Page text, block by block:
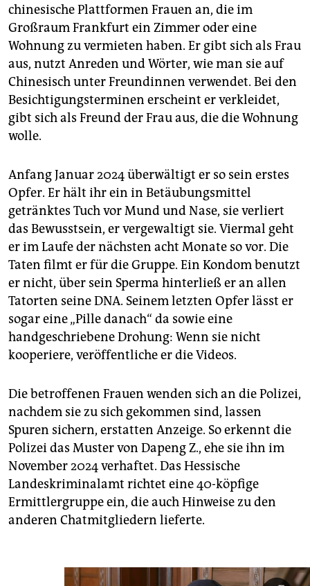
chinesische Plattformen Frauen an, die im
Großraum Frankfurt ein Zimmer oder eine
Wohnung zu vermieten haben. Er gibt sich als Frau
aus, nutzt Anreden und Wörter, wie man sie auf
Chinesisch unter Freundinnen verwendet. Bei den
Besichtigungsterminen erscheint er verkleidet,
gibt sich als Freund der Frau aus, die die Wohnung
wolle.
Anfang Januar 2024 überwältigt er so sein erstes
Opfer. Er hält ihr ein in Betäubungsmittel
getränktes Tuch vor Mund und Nase, sie verliert
das Bewusstsein, er vergewaltigt sie. Viermal geht
er im Laufe der nächsten acht Monate so vor. Die
Taten filmt er für die Gruppe. Ein Kondom benutzt
er nicht, über sein Sperma hinterließ er an allen
Tatorten seine DNA. Seinem letzten Opfer lässt er
sogar eine „Pille danach“ da sowie eine
handgeschriebene Drohung: Wenn sie nicht
kooperiere, veröffentliche er die Videos.
Die betroffenen Frauen wenden sich an die Polizei,
nachdem sie zu sich gekommen sind, lassen
Spuren sichern, erstatten Anzeige. So erkennt die
Polizei das Muster von Dapeng Z., ehe sie ihn im
November 2024 verhaftet. Das Hessische
Landeskriminalamt richtet eine 40-köpfige
Ermittlergruppe ein, die auch Hinweise zu den
anderen Chatmitgliedern lieferte.